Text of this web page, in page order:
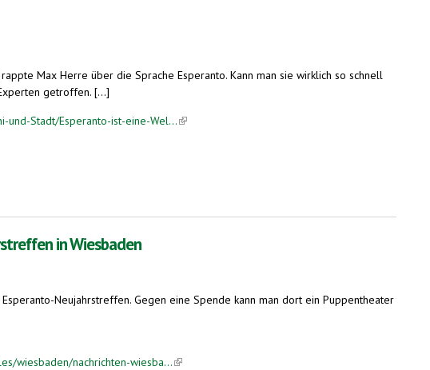
Max Herre über die Sprache Esperanto. Kann man sie wirklich so schnell
getroffen. [...]
und-Stadt/Esperanto-ist-eine-Wel...(link is external)
in Wiesbaden
Neujahrstreffen. Gegen eine Spende kann man dort ein Puppentheater
wiesbaden/nachrichten-wiesba...(link is external)